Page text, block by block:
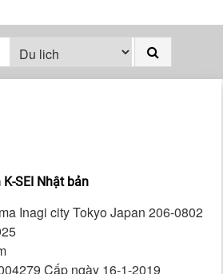
SEI Nhật bản
Inagi city Tokyo Japan 206-0802
Cấp ngày 16-1-2019